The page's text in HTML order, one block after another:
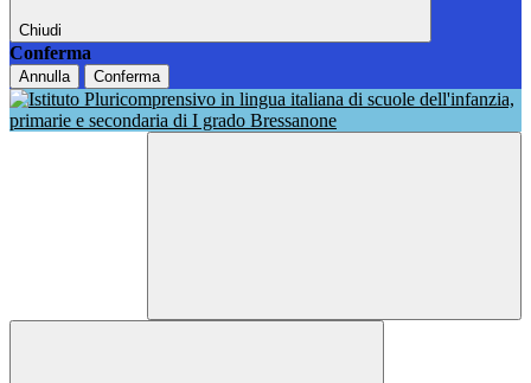
Chiudi
Conferma
Annulla Conferma